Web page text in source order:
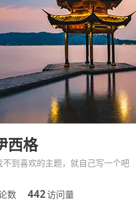
西格
不到喜欢的主题，就自己写一个吧
数 442访问量